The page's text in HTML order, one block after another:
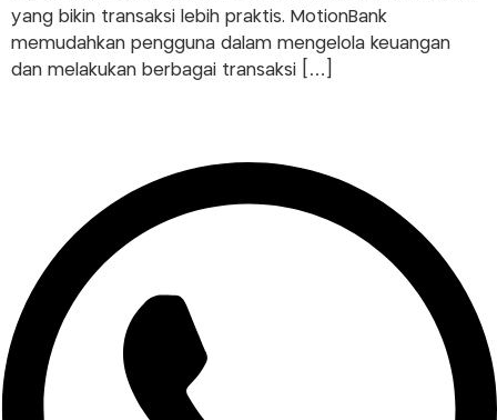
yang bikin transaksi lebih praktis. MotionBank
memudahkan pengguna dalam mengelola keuangan
dan melakukan berbagai transaksi […]